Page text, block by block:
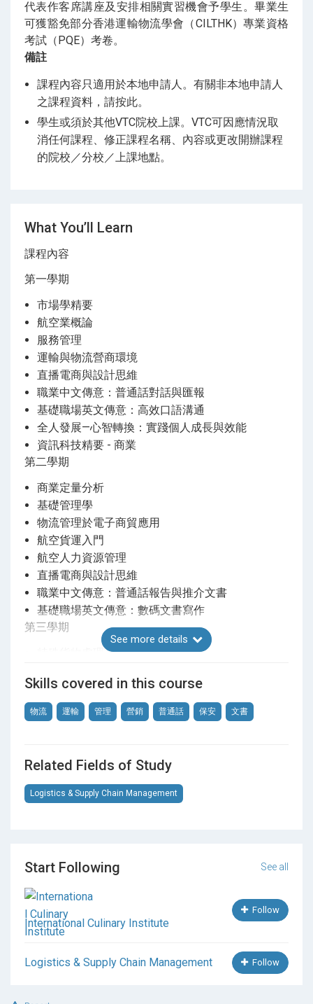
代表作客席講座及安排相關實習機會予學生。畢業生
可獲豁免部分香港運輸物流學會（CILTHK）專業資格
考試（PQE）考卷。
備註
課程內容只適用於本地申請人。有關非本地申請人
之課程資料，請按此。
學生或須於其他VTC院校上課。VTC可因應情況取
消任何課程、修正課程名稱、內容或更改開辦課程
的院校／分校／上課地點。
What You’ll Learn
課程內容
第一學期
市場學精要
航空業概論
服務管理
運輸與物流營商環境
直播電商與設計思維
職業中文傳意：普通話對話與匯報
基礎職場英文傳意：高效口語溝通
全人發展—心智轉換：實踐個人成長與效能
資訊科技精要 - 商業
第二學期
商業定量分析
基礎管理學
物流管理於電子商貿應用
航空貨運入門
航空人力資源管理
直播電商與設計思維
職業中文傳意：普通話報告與推介文書
基礎職場英文傳意：數碼文書寫作
第三學期
環球貿易實務
第四學期
專題研習
專業職場英文傳意：故事營銷與求職
專業職場英文傳意：計劃書與報告寫作
航運業務
航空安全及保安
智能倉儲
專業職場英文傳意：推銷及游說簡報
增潤單元 A
See more details
Skills covered in this course
物流 運輸 管理 營銷 普通話 保安 文書
Related Fields of Study
Logistics & Supply Chain Management
Start Following See all
International Culinary Institute
Follow
Logistics & Supply Chain Management Follow